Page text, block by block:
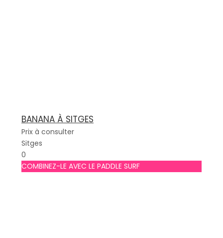
BANANA À SITGES
Prix à consulter
Sitges
0
COMBINEZ-LE AVEC LE PADDLE SURF